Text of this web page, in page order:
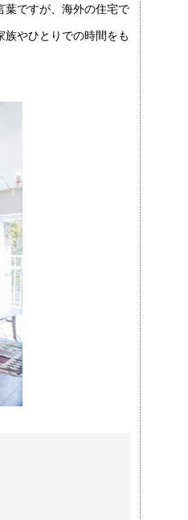
葉ですが、海外の住宅で
やひとりでの時間をも